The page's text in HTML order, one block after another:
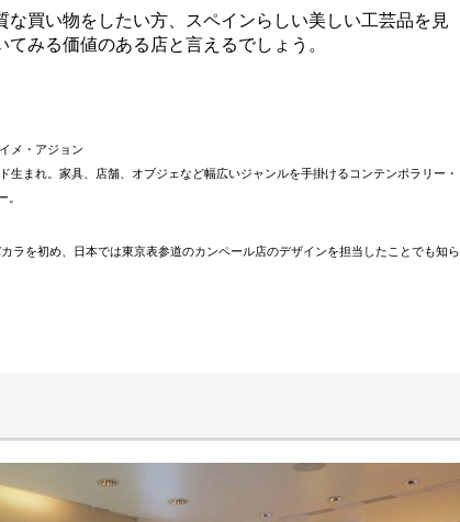
な買い物をしたい方、スペインらしい美しい工芸品を見
みる価値のある店と言えるでしょう。
メ・アジョン
生まれ。家具、店舗、オブジェなど幅広いジャンルを手掛けるコンテンポラリー・
。
ラを初め、日本では東京表参道のカンペール店のデザインを担当したことでも知ら